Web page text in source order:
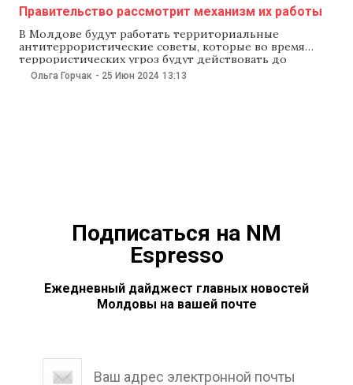
Правительство рассмотрит механизм их работы
В Молдове будут работать территориальные
антитеррористические советы, которые во время
террористических угроз будут действовать до
прибытия сил Антитеррористического оперативного
командования, возглавляемого Службой информации
Ольга Горчак - 25 Июн 2024 13:13
Подписаться на NM
Espresso
Ежедневный дайджест главных новостей
Молдовы на вашей почте